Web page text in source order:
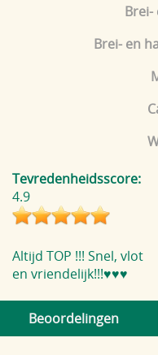
Brei-
Brei- en
Tevredenheidsscore:
4.9
Altijd TOP !!! Snel, vlot
en vriendelijk!!!♥️♥️♥️
Beoordelingen